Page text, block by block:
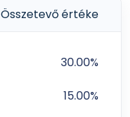
Összetevő értéke
30.00%
15.00%